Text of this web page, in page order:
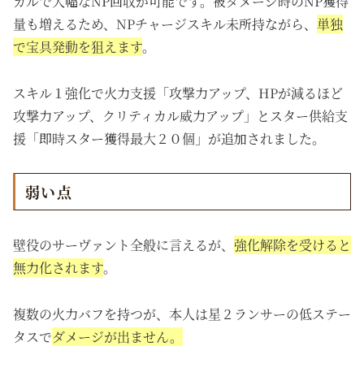
量も増えるため、NPチャージスキル未所持ながら、 単独
で宝具発動を狙えます。
スキル１強化で火力支援「攻撃力アップ、HPが減るほど
攻撃力アップ、クリティカル威力アップ」とスター供給支
援「即時スター獲得最大２０個」が追加されました。
弱い点
壁役のサーヴァント全般に言えるが、 強化解除を受けると
無力化されます。
複数の火力バフを持つが、本人は星２ランサーの低ステー
タスでダメージが出ません。